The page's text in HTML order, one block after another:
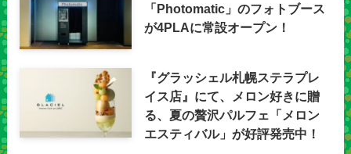
「Photomatic」のフォトブース
が4PLAに常設オープン！
『グラッシェル札幌ステラプレ
イス店』にて、メロン好きに贈
る、夏の贅沢パルフェ「メロン
エスティバル」が好評発売中！